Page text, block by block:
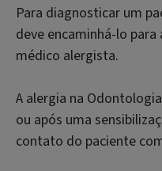
Para diagnosticar um
deve encaminhá-lo
médico alergista.
A alergia na
ou após uma
contato do paciente